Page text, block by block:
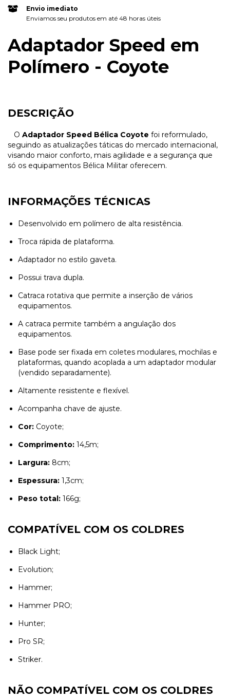
Envio imediato
Enviamos seu produtos em até 48 horas úteis
Adaptador Speed em
Polímero - Coyote
DESCRIÇÃO
O Adaptador Speed Bélica Coyote foi reformulado,
seguindo as atualizações táticas do mercado internacional,
visando maior conforto, mais agilidade e a segurança que
só os equipamentos Bélica Militar oferecem.
INFORMAÇÕES TÉCNICAS
Desenvolvido em polímero de alta resistência.
Troca rápida de plataforma.
Adaptador no estilo gaveta.
Possui trava dupla.
Catraca rotativa que permite a inserção de vários
equipamentos.
A catraca permite também a angulação dos
equipamentos.
Base pode ser fixada em coletes modulares, mochilas e
plataformas, quando acoplada a um adaptador modular
(vendido separadamente).
Altamente resistente e flexível.
Acompanha chave de ajuste.
Cor: Coyote;
Comprimento: 14,5m;
Largura: 8cm;
Espessura: 1,3cm;
Peso total: 166g;
COMPATÍVEL COM OS COLDRES
Black Light;
Evolution;
Hammer;
Hammer PRO;
Hunter;
Pro SR;
Striker.
NÃO COMPATÍVEL COM OS COLDRES